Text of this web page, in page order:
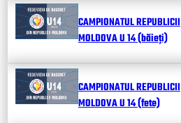
CAMPIONATUL REPUBLICII
MOLDOVA U 14 (băieți)
CAMPIONATUL REPUBLICII
MOLDOVA U 14 (fete)